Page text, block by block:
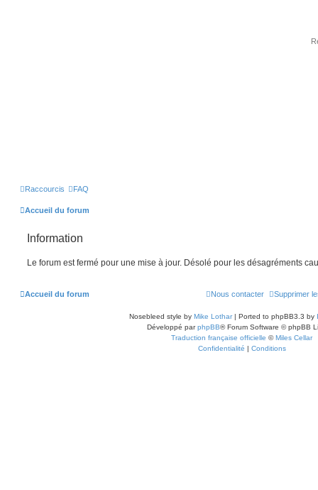
Raccourcis FAQ
Accueil du forum
Information
Le forum est fermé pour une mise à jour. Désolé pour les désagréments
Accueil du forum Supprimer
Nous contacter
Nosebleed style by Mike Lothar| Ported to phpBB3.3 by
Développé parphpBB® Forum Software © phpBB
Traduction française officielle ©Miles Cellar
Confidentialité | Conditions